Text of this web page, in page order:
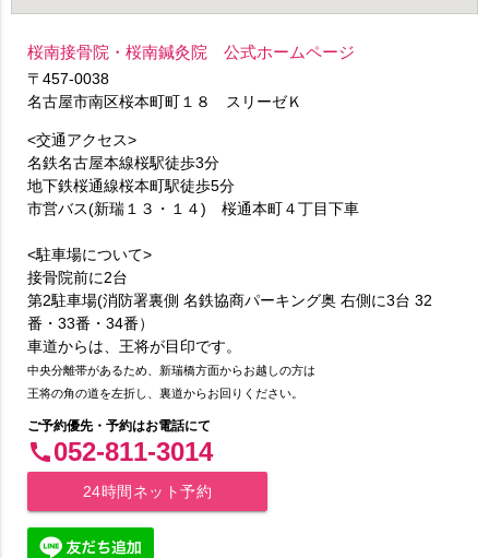
桜南接骨院・桜南鍼灸院 公式ホームページ
〒457-0038
名古屋市南区桜本町町１８ スリーゼＫ
<交通アクセス>
名鉄名古屋本線桜駅徒歩3分
地下鉄桜通線桜本町駅徒歩5分
市営バス(新瑞１３・１４) 桜通本町４丁目下車
<駐車場について>
接骨院前に2台
第2駐車場(消防署裏側 名鉄協商パーキング奥 右側に3台 32
番・33番・34番）
車道からは、王将が目印です。
中央分離帯があるため、新瑞橋方面からお越しの方は
王将の角の道を左折し、裏道からお回りください。
ご予約優先・予約はお電話にて
call052-811-3014
24時間ネット予約